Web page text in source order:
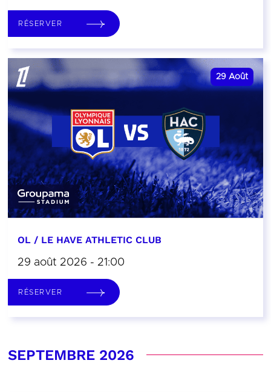
RÉSERVER
29 Août
OL / LE HAVE ATHLETIC CLUB
29 août 2026 - 21:00
RÉSERVER
SEPTEMBRE 2026